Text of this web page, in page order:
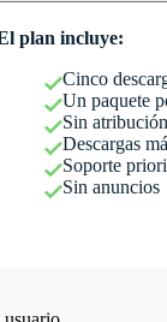
plan incluye:
Cinco
Un paquete
Sin
Descargas
Soporte
Sin anuncios